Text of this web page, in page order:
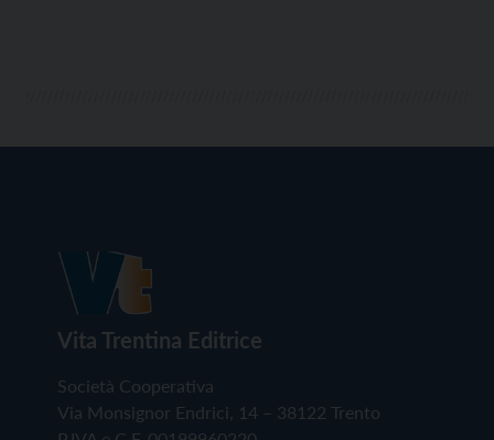
Vita Trentina Editrice
Società Cooperativa
Via Monsignor Endrici, 14 – 38122 Trento